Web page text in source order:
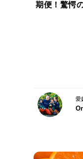
期便！驚愕
愛